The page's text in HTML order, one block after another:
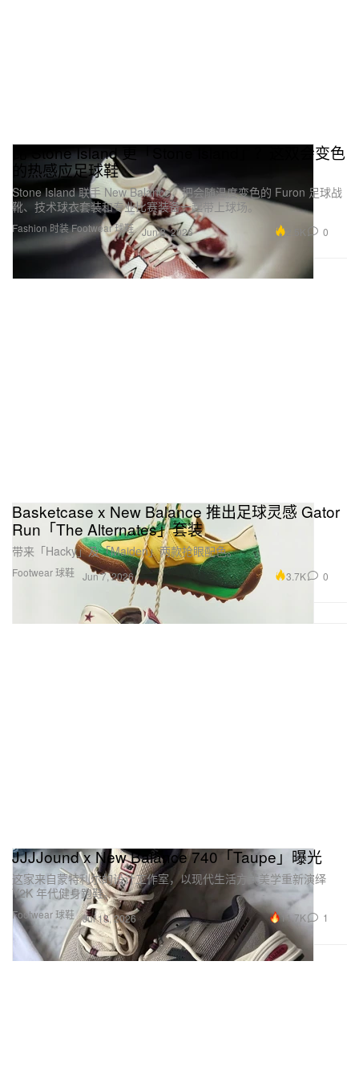
Fashion 时装Footwear 球鞋
比 Stone Island 更「Stone Island」？这双会变色
的热感应足球鞋
Stone Island 联手 New Balance，把会随温度变色的 Furon 足球战
靴、技术球衣套装和专业比赛装备一起带上球场。
Jun 3, 2026 2.5K 0
Footwear 球鞋
Basketcase x New Balance 推出足球灵感 Gator
Run「The Alternates」套装
带来「Hacky」及「Maiden」两款抢眼配色。
Jun 7, 2026 3.7K 0
Footwear 球鞋
JJJJound x New Balance 740「Taupe」曝光
这家来自蒙特利尔的设计工作室，以现代生活方式美学重新演绎
Y2K 年代健身跑鞋。
Jul 18, 2026 11.7K 1